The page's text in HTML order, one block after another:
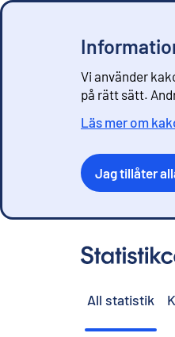
Vi använder
på rätt sätt.
Läs mer om
Jag tillåter
All statistik